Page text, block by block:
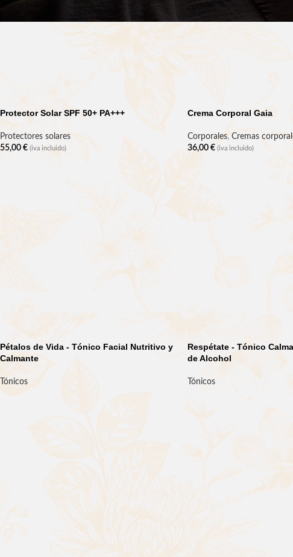
Protector Solar SPF 50+ PA+++
Protectores solares
55,00 € (iva incluido)
Crema Corporal Gaia
Corporales, Cremas
36,00 € (iva incluido)
Pétalos de Vida - Tónico Facial Nutritivo y
Calmante
Tónicos
Respétate - Tónico
de Alcohol
Tónicos